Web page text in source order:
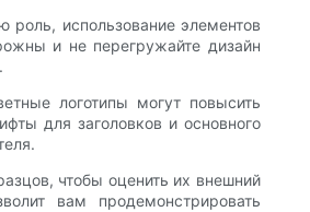
использование элементов
и не перегружайте дизайн
логотипы могут повысить
для заголовков и основного
чтобы оценить их внешний
вам продемонстрировать